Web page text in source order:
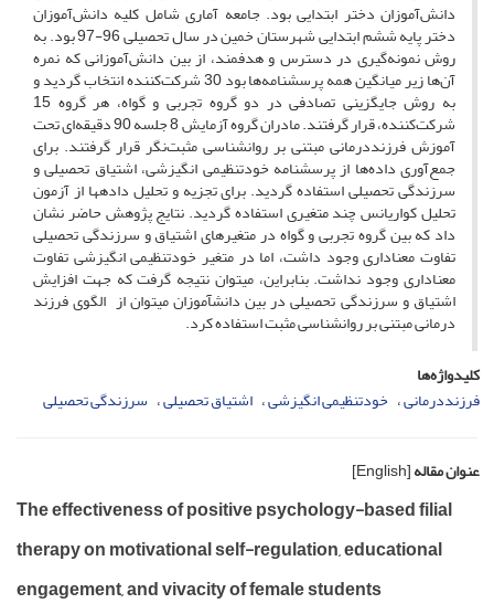
دانش‌آموزان دختر ابتدایی بود. جامعه آماری شامل کلیه دانش‌آموزان
دختر پایه ششم ابتدایی شهرستان خمین در سال تحصیلی 96-97 بود. به
روش نمونه‌گیری در دسترس و هدفمند، از بین دانش‌آموزانی که نمره
آن‌ها زیر میانگین همه پرسشنامه‌ها بود 30 شرکت‌کننده انتخاب گردید و
به روش جایگزینی تصادفی در دو گروه تجربی و گواه، هر گروه 15
شرکت‌کننده، قرار گرفتند. مادران گروه آزمایش 8 جلسه 90 دقیقه‌ای تحت
آموزش فرزنددرمانی مبتنی بر روان­شناسی مثبت‌نگر قرار گرفتند. برای
جمع‌آوری داده‌ها از پرسشنامه خودتنظیمی انگیزشی، اشتیاق تحصیلی و
سرزندگی تحصیلی استفاده گردید. برای تجزیه و تحلیل داده­ها از آزمون
تحلیل کواریانس چند متغیری استفاده گردید. نتایج پژوهش حاضر نشان
داد که بین گروه تجربی و گواه در متغیرهای اشتیاق و سرزندگی تحصیلی
تفاوت معناداری وجود داشت، اما در متغیر خودتنظیمی انگیزشی تفاوت
معناداری وجود نداشت. بنابراین، می­توان نتیجه گرفت که جهت افزایش
اشتیاق و سرزندگی تحصیلی در بین دانش­آموزان می­توان از الگوی فرزند
درمانی مبتنی بر روان­شناسی مثبت استفاده کرد.
کلیدواژه‌ها
فرزنددرمانی خودتنظیمی انگیزشی اشتیاق تحصیلی سرزندگی تحصیلی
عنوان مقاله[English]
The effectiveness of positive psychology-based filial
therapy on motivational self-regulation, educational
engagement, and vivacity of female students